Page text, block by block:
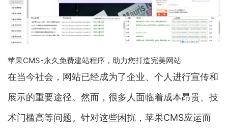
苹果CMS-永久免费建站程序，助力您打造完美网站
在当今社会，网站已经成为了企业、个人进行宣传和
展示的重要途径。然而，很多人面临着成本昂贵、技
术门槛高等问题。针对这些困扰，苹果CMS应运而